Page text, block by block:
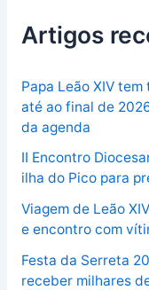
Artigos
Papa Leão XIV
até ao final de
da agenda
II Encontro
ilha do Pico para
Viagem de Leão
e encontro com
Festa da Serreta
receber milhares